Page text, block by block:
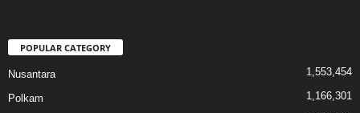
POPULAR CATEGORY
Nusantara 1,553,454
Polkam 1,166,301